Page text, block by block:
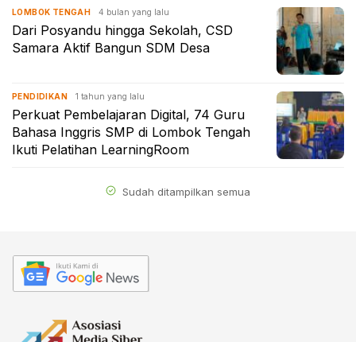
LOMBOK TENGAH 4 bulan yang lalu
Dari Posyandu hingga Sekolah, CSD
Samara Aktif Bangun SDM Desa
PENDIDIKAN 1 tahun yang lalu
Perkuat Pembelajaran Digital, 74 Guru
Bahasa Inggris SMP di Lombok Tengah
Ikuti Pelatihan LearningRoom
Sudah ditampilkan semua